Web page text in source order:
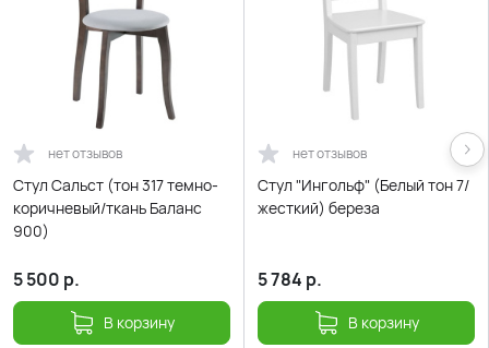
нет отзывов
Стул Сальст (тон 317 темно-
коричневый/ткань Баланс
900)
5 500 р.
В корзину
нет отзывов
Стул "Ингольф" (Белый тон 7/
жесткий) береза
5 784 р.
В корзину